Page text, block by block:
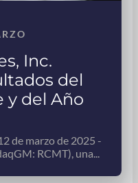
Inc.
del
y del Año
de marzo de 2025 -
RCMT), una...